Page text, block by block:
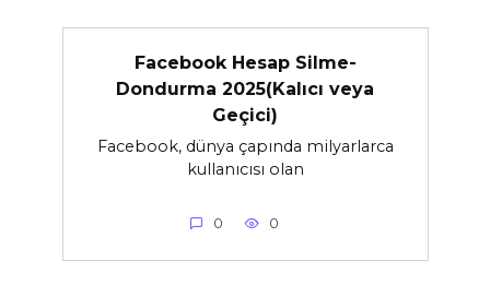
Facebook Hesap Silme-
Dondurma 2025(Kalıcı veya
Geçici)
Facebook, dünya çapında milyarlarca
kullanıcısı olan
0 0